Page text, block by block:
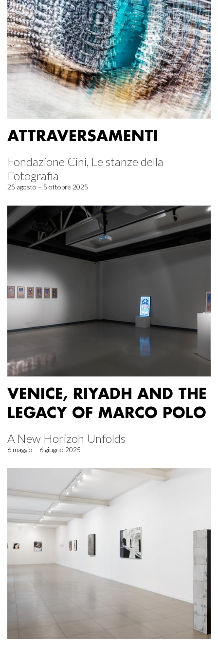
ATTRAVERSAMENTI
Fondazione Cini, Le stanze della
Fotografia
25 agosto – 5 ottobre 2025
VENICE, RIYADH AND THE
LEGACY OF MARCO POLO
A New Horizon Unfolds
6 maggio – 6 giugno 2025